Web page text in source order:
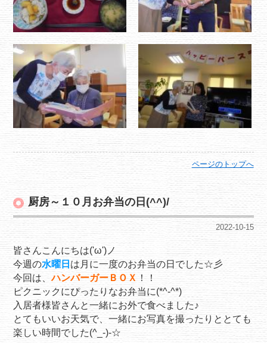
ページのトップへ
厨房～１０月お弁当の日(^^)/
2022-10-15
皆さんこんにちは('ω')ノ
今週の水曜日 は月に一度のお弁当の日でした☆彡
今回は、ハンバーガーＢＯＸ ！！
ピクニックにぴったりなお弁当に(*^-^*)
入居者様皆さんと一緒にお外で食べました♪
とてもいいお天気で、一緒にお写真を撮ったりととても
楽しい時間でした(^_-)-☆